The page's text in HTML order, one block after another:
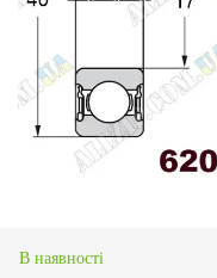
В наявності